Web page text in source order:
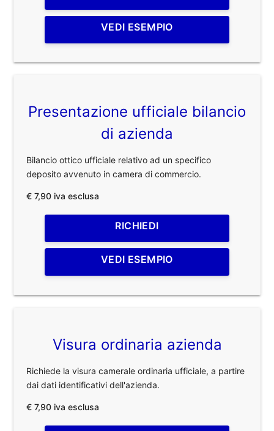
VEDI ESEMPIO
Presentazione ufficiale bilancio
di azienda
Bilancio ottico ufficiale relativo ad un specifico
deposito avvenuto in camera di commercio.
€ 7,90 iva esclusa
RICHIEDI
VEDI ESEMPIO
Visura ordinaria azienda
Richiede la visura camerale ordinaria ufficiale, a partire
dai dati identificativi dell'azienda.
€ 7,90 iva esclusa